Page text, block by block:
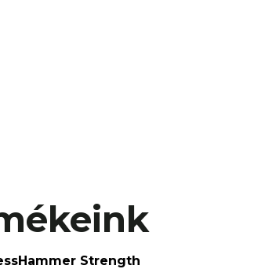
Hammer Strength